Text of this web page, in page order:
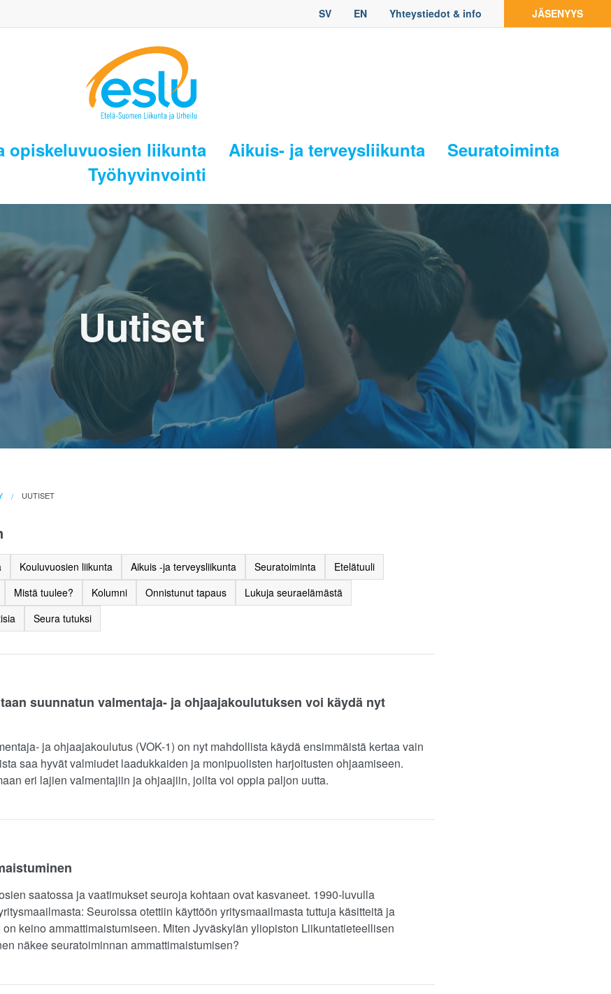
SV EN Yhteystiedot & info JÄSENYYS
opiskeluvuosien liikunta Aikuis- ja terveysliikunta
Seuratoiminta
Työhyvinvointi
Uutiset
UUTISET
Kouluvuosien liikunta Aikuis -ja terveysliikunta Seuratoiminta
Etelätuuli
Mistä tuulee? Kolumni Onnistunut tapaus
Lukuja seuraelämästä
Seura tutuksi
suunnatun valmentaja- ja ohjaajakoulutuksen voi käydä nyt
ja ohjaajakoulutus (VOK-1) on nyt mahdollista käydä ensimmäistä kertaa vain
saa hyvät valmiudet laadukkaiden ja monipuolisten harjoitusten ohjaamiseen.
eri lajien valmentajiin ja ohjaajiin, joilta voi oppia paljon uutta.
saatossa ja vaatimukset seuroja kohtaan ovat kasvaneet. 1990-luvulla
Seuroissa otettiin käyttöön yritysmaailmasta tuttuja käsitteitä ja
keino ammattimaistumiseen. Miten Jyväskylän yliopiston Liikuntatieteellisen
näkee seuratoiminnan ammattimaistumisen?